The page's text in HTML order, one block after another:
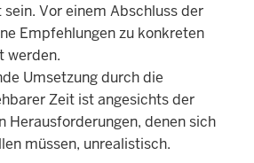
Vor einem Abschluss der
Empfehlungen zu konkreten
werden.
Umsetzung durch die
Zeit ist angesichts der
Herausforderungen, denen sich
müssen, unrealistisch.